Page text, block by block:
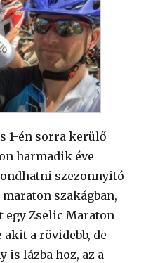
1-én sorra kerülő
harmadik éve
szezonnyitó
szakágban,
egy Zselic Maraton
a rövidebb, de
is lázba hoz, az a